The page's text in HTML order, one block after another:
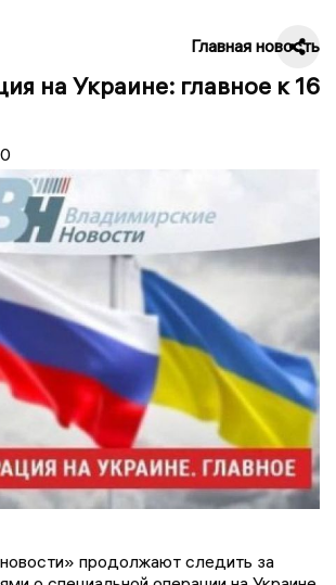
Главная новость
на Украине: главное к 16
продолжают следить за